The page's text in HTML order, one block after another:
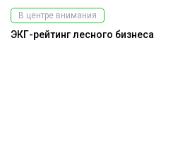
В центре внимания
ЭКГ-рейтинг лесного бизнеса